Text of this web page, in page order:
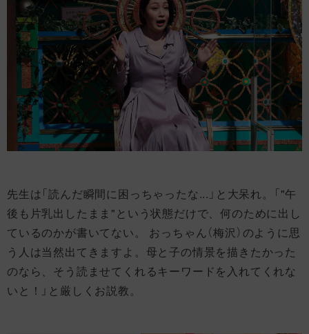
先生は「読んだ瞬間に困っちゃったな...」と大呆れ。「"午
後も片乳出したまま"という状態だけで、何のために出し
ているのかが書いてない。 おっちゃん（梅沢）のように思
う人は当然出てきますよ。母と子の情景を描きたかった
のなら、そう読ませてくれるキーワードを入れてくれな
いと！」と厳しくお説教。